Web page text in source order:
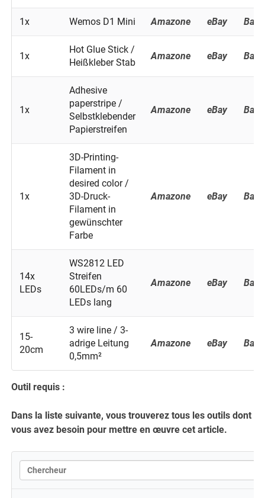
1x Wemos D1 Mini Amazone eBay
1x
Hot Glue Stick /
Heißkleber Stab
Amazone eBay
1x
Adhesive
paperstripe /
Selbstklebender
Papierstreifen
Amazone eBay
1x
3D-Printing-
Filament in
desired color /
3D-Druck-
Filament in
gewünschter
Farbe
Amazone eBay
14x
LEDs
WS2812 LED
Streifen
60LEDs/m 60
LEDs lang
Amazone eBay
15-
20cm
3 wire line / 3-
adrige Leitung
0,5mm²
Amazone eBay
Outil requis :
Dans la liste suivante, vous trouverez tous les outils dont
vous avez besoin pour mettre en œuvre cet article.